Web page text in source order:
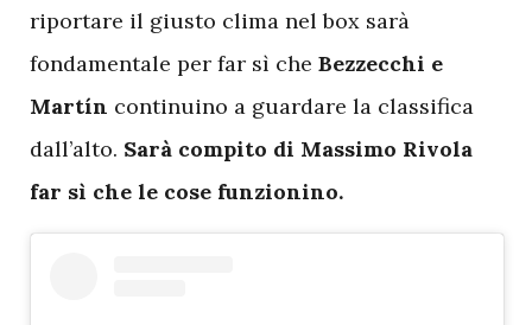
riportare il giusto clima nel box sarà
fondamentale per far sì che Bezzecchi e
Martín continuino a guardare la classifica
dall’alto. Sarà compito di Massimo Rivola
far sì che le cose funzionino.